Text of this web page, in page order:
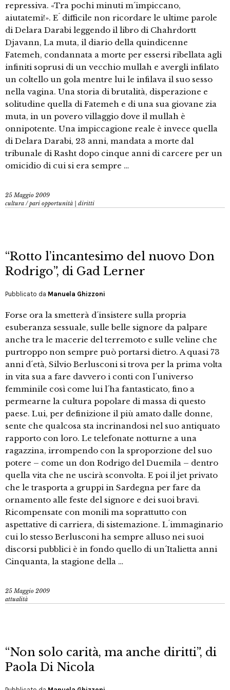
repressiva. «Tra pochi minuti m´impiccano,
aiutatemi!». E´ difficile non ricordare le ultime parole
di Delara Darabi leggendo il libro di Chahrdortt
Djavann, La muta, il diario della quindicenne
Fatemeh, condannata a morte per essersi ribellata agli
infiniti soprusi di un vecchio mullah e avergli infilato
un coltello un gola mentre lui le infilava il suo sesso
nella vagina. Una storia di brutalità, disperazione e
solitudine quella di Fatemeh e di una sua giovane zia
muta, in un povero villaggio dove il mullah è
onnipotente. Una impiccagione reale è invece quella
di Delara Darabi, 23 anni, mandata a morte dal
tribunale di Rasht dopo cinque anni di carcere per un
omicidio di cui si era sempre …
25 Maggio 2009
cultura /pari opportunità | diritti
“Rotto l’incantesimo del nuovo Don
Rodrigo”, di Gad Lerner
Pubblicato da Manuela Ghizzoni
Forse ora la smetterà d´insistere sulla propria
esuberanza sessuale, sulle belle signore da palpare
anche tra le macerie del terremoto e sulle veline che
purtroppo non sempre può portarsi dietro. A quasi 73
anni d´età, Silvio Berlusconi si trova per la prima volta
in vita sua a fare davvero i conti con l´universo
femminile così come lui l´ha fantasticato, fino a
permearne la cultura popolare di massa di questo
paese. Lui, per definizione il più amato dalle donne,
sente che qualcosa sta incrinandosi nel suo antiquato
rapporto con loro. Le telefonate notturne a una
ragazzina, irrompendo con la sproporzione del suo
potere – come un don Rodrigo del Duemila – dentro
quella vita che ne uscirà sconvolta. E poi il jet privato
che le trasporta a gruppi in Sardegna per fare da
ornamento alle feste del signore e dei suoi bravi.
Ricompensate con monili ma soprattutto con
aspettative di carriera, di sistemazione. L´immaginario
cui lo stesso Berlusconi ha sempre alluso nei suoi
discorsi pubblici è in fondo quello di un´Italietta anni
Cinquanta, la stagione della …
25 Maggio 2009
attualità
“Non solo carità, ma anche diritti”, di
Paola Di Nicola